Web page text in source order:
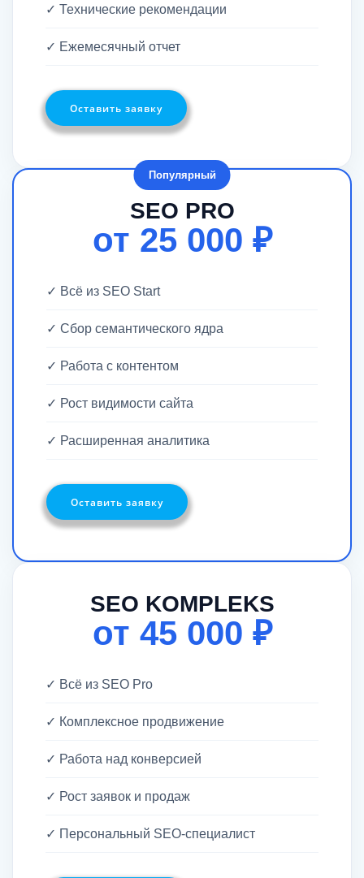
✓ Технические рекомендации
✓ Ежемесячный отчет
Оставить заявку
Популярный
SEO PRO
от 25 000 ₽
✓ Всё из SEO Start
✓ Сбор семантического ядра
✓ Работа с контентом
✓ Рост видимости сайта
✓ Расширенная аналитика
Оставить заявку
SEO KOMPLEKS
от 45 000 ₽
✓ Всё из SEO Pro
✓ Комплексное продвижение
✓ Работа над конверсией
✓ Рост заявок и продаж
✓ Персональный SEO-специалист